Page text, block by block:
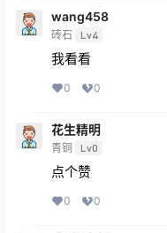
wang458
砖石 Lv4
我看看
0 0
花生精明
青铜 Lv0
点个赞
0 0